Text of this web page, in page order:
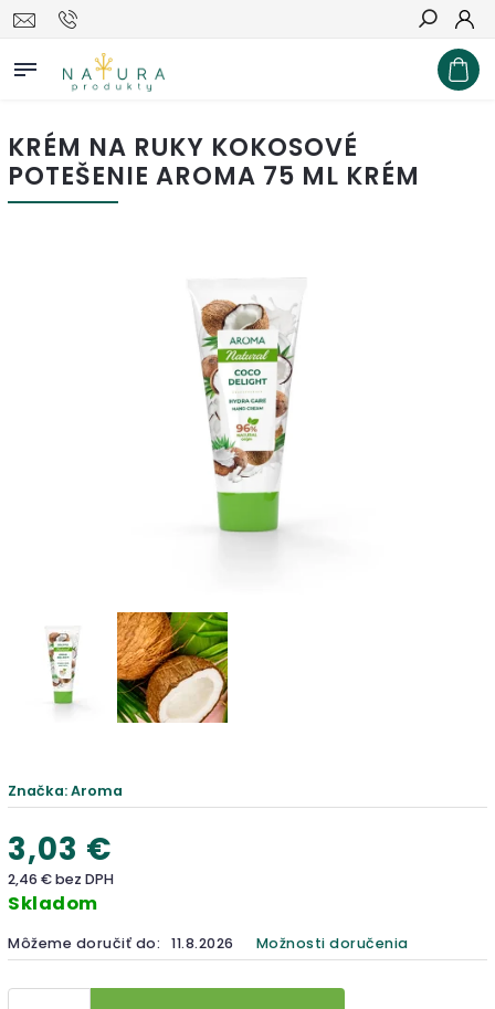
Hľadať
KRÉM NA RUKY KOKOSOVÉ
POTEŠENIE AROMA 75 ML KRÉM
Značka:Aroma
3,03 €
2,46 € bez DPH
Skladom
Môžeme doručiť do: 11.8.2026 Možnosti doručenia